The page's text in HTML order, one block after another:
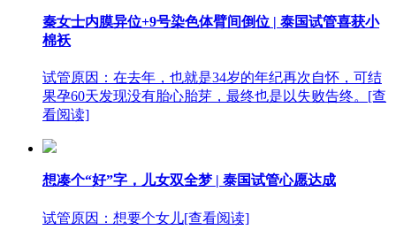
秦女士内膜异位+9号染色体臂间倒位 | 泰国试管喜获小
棉袄
试管原因：在去年，也就是34岁的年纪再次自怀，可结
果孕60天发现没有胎心胎芽，最终也是以失败告终。 [查
看阅读]
想凑个“好”字，儿女双全梦 | 泰国试管心愿达成
试管原因：想要个女儿[查看阅读]